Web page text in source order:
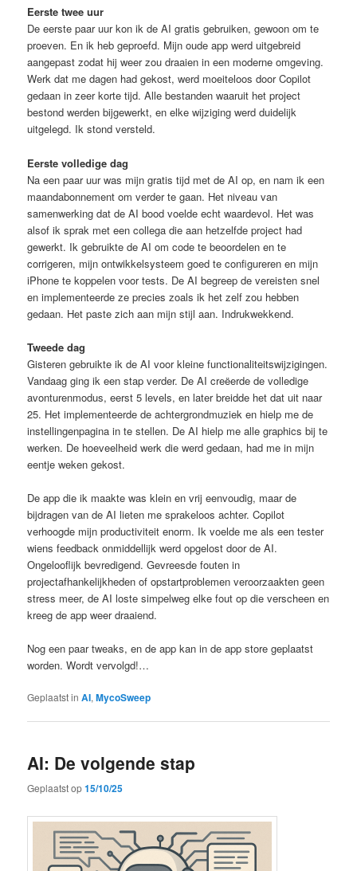
Eerste twee uur
De eerste paar uur kon ik de AI gratis gebruiken, gewoon om te
proeven. En ik heb geproefd. Mijn oude app werd uitgebreid
aangepast zodat hij weer zou draaien in een moderne omgeving.
Werk dat me dagen had gekost, werd moeiteloos door Copilot
gedaan in zeer korte tijd. Alle bestanden waaruit het project
bestond werden bijgewerkt, en elke wijziging werd duidelijk
uitgelegd. Ik stond versteld.
Eerste volledige dag
Na een paar uur was mijn gratis tijd met de AI op, en nam ik een
maandabonnement om verder te gaan. Het niveau van
samenwerking dat de AI bood voelde echt waardevol. Het was
alsof ik sprak met een collega die aan hetzelfde project had
gewerkt. Ik gebruikte de AI om code te beoordelen en te
corrigeren, mijn ontwikkelsysteem goed te configureren en mijn
iPhone te koppelen voor tests. De AI begreep de vereisten snel
en implementeerde ze precies zoals ik het zelf zou hebben
gedaan. Het paste zich aan mijn stijl aan. Indrukwekkend.
Tweede dag
Gisteren gebruikte ik de AI voor kleine functionaliteitswijzigingen.
Vandaag ging ik een stap verder. De AI creëerde de volledige
avonturenmodus, eerst 5 levels, en later breidde het dat uit naar
25. Het implementeerde de achtergrondmuziek en hielp me de
instellingenpagina in te stellen. De AI hielp me alle graphics bij te
werken. De hoeveelheid werk die werd gedaan, had me in mijn
eentje weken gekost.
De app die ik maakte was klein en vrij eenvoudig, maar de
bijdragen van de AI lieten me sprakeloos achter. Copilot
verhoogde mijn productiviteit enorm. Ik voelde me als een tester
wiens feedback onmiddellijk werd opgelost door de AI.
Ongelooflijk bevredigend. Gevreesde fouten in
projectafhankelijkheden of opstartproblemen veroorzaakten geen
stress meer, de AI loste simpelweg elke fout op die verscheen en
kreeg de app weer draaiend.
Nog een paar tweaks, en de app kan in de app store geplaatst
worden. Wordt vervolgd!…
Geplaatst in AI,MycoSweep
AI: De volgende stap
Geplaatst op15/10/25